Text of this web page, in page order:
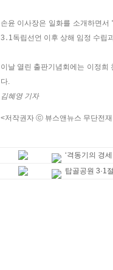
손윤 이사장은 일화를 소개하면
3․1독립선언 이후 상해 임정 수립
이날 열린 출판기념회에는 이정희
다.
김혜영 기자
<저작권자 ⓒ 뷰스앤뉴스 무단전
‘격동기의 경
탑골공원 3·1